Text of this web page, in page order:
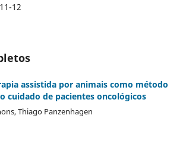
12
assistida por animais como método
cuidado de pacientes oncológicos
Thiago Panzenhagen